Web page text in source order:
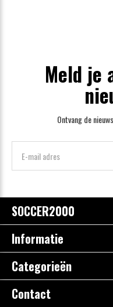
Meld je
Ontvang de
SOCCER2000
Informatie
Categorieën
Contact